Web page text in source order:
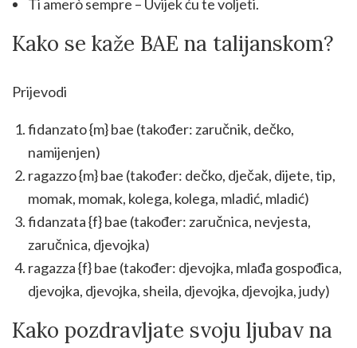
Ti amerò sempre – Uvijek ću te voljeti.
Kako se kaže BAE na talijanskom?
Prijevodi
fidanzato {m} bae (također: zaručnik, dečko,
namijenjen)
ragazzo {m} bae (također: dečko, dječak, dijete, tip,
momak, momak, kolega, kolega, mladić, mladić)
fidanzata {f} bae (također: zaručnica, nevjesta,
zaručnica, djevojka)
ragazza {f} bae (također: djevojka, mlađa gospođica,
djevojka, djevojka, sheila, djevojka, djevojka, judy)
Kako pozdravljate svoju ljubav na